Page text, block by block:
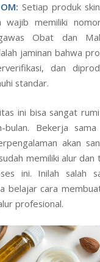
Setiap produk
wajib memiliki
Obat dan
jaminan bahwa
dan
standar.
ini bisa sangat
bulan. Bekerja
akan
memiliki alur dan
ini. Inilah salah
belajar cara
profesional.